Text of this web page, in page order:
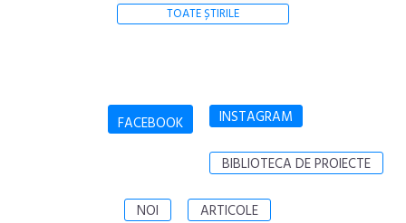
TOATE ȘTIRILE
FACEBOOK INSTAGRAM
BIBLIOTECA DE PROIECTE
NOI ARTICOLE